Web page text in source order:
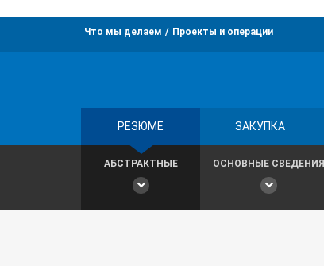
Что мы делаем Проекты и операции
РЕЗЮМЕ ЗАКУПКА
АБСТРАКТНЫЕ ОСНОВНЫЕ СВЕДЕНИЯ